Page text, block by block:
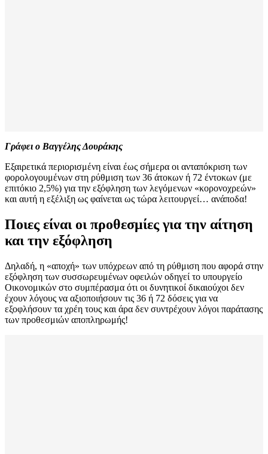
Γράφει ο Βαγγέλης Δουράκης
Εξαιρετικά περιορισμένη είναι έως σήμερα οι ανταπόκριση των
φορολογουμένων στη ρύθμιση των 36 άτοκων ή 72 έντοκων (με
επιτόκιο 2,5%) για την εξόφληση των λεγόμενων «κορονοχρεών»
και αυτή η εξέλιξη ως φαίνεται ως τώρα λειτουργεί… ανάποδα!
Ποιες είναι οι προθεσμίες για την αίτηση
και την εξόφληση
Δηλαδή, η «αποχή» των υπόχρεων από τη ρύθμιση που αφορά στην
εξόφληση των συσσωρευμένων οφειλών οδηγεί το υπουργείο
Οικονομικών στο συμπέρασμα ότι οι δυνητικοί δικαιούχοι δεν
έχουν λόγους να αξιοποιήσουν τις 36 ή 72 δόσεις για να
εξοφλήσουν τα χρέη τους και άρα δεν συντρέχουν λόγοι παράτασης
των προθεσμιών αποπληρωμής!